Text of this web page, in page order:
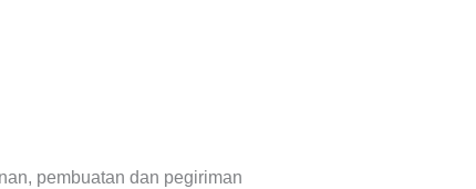
pembuatan dan pegiriman